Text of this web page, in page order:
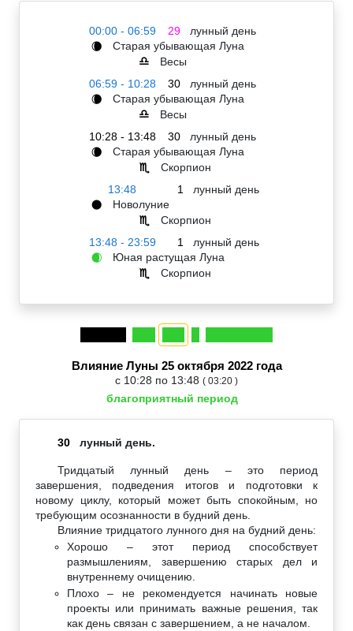
00:00 - 06:59 29 лунный день
🌘 Старая убывающая Луна
♎
Весы
06:59 - 10:28
30 лунный день
🌘 Старая убывающая Луна
♎
Весы
10:28 - 13:48
30 лунный день
🌘 Старая убывающая Луна
♏
Скорпион
13:48
1 лунный день
🌑 Новолуние
♏
Скорпион
13:48 - 23:59
1 лунный день
🌒 Юная растущая Луна
♏ Скорпион
Влияние Луны 25 октября 2022 года
с 10:28 по 13:48 ( 03:20 )
благоприятный период
30 лунный день.
Тридцатый лунный день – это период
завершения, подведения итогов и подготовки к
новому циклу, который может быть спокойным, но
требующим осознанности в будний день.
Влияние тридцатого лунного дня на будний день:
Хорошо – этот период способствует
размышлениям, завершению старых дел и
внутреннему очищению.
Плохо – не рекомендуется начинать новые
проекты или принимать важные решения, так
как день связан с завершением, а не началом.